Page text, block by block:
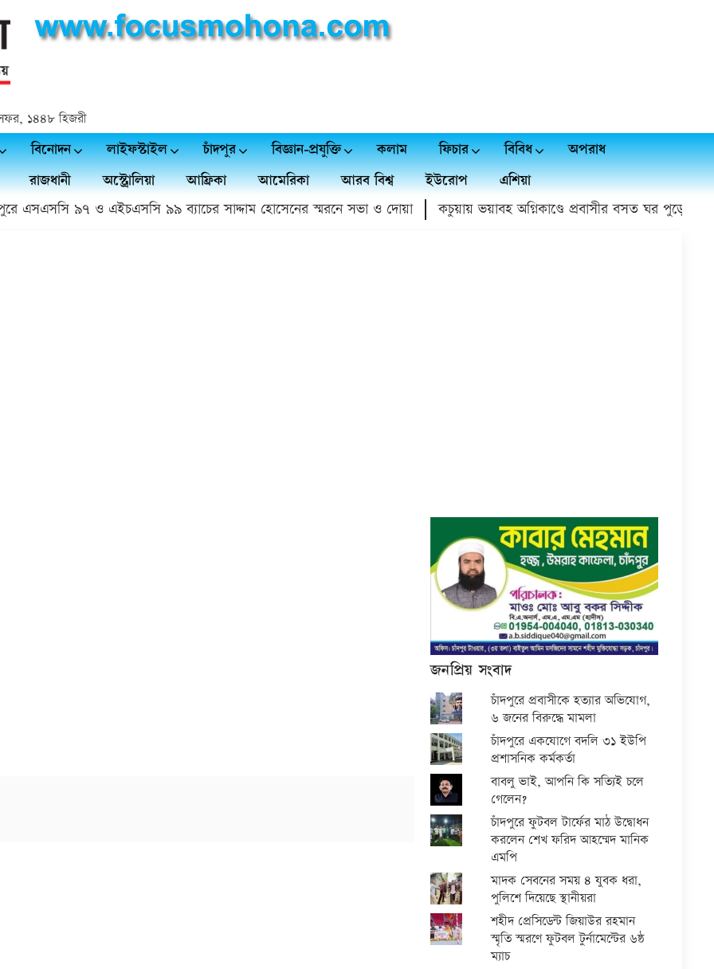
১৪৪৮ হিজরী
বিনোদন লাইফস্টাইল চাঁদপুর বিজ্ঞান-প্রযুক্তি কলাম ফিচার বিবিধ
অপরাধ
রাজধানী
অস্ট্রোলিয়া আফ্রিকা আমেরিকা আরব বিশ্ব ইউরোপ
এশিয়া
৯৭ ও এইচএসসি ৯৯ ব্যাচের সাদ্দাম হোসেনের স্মরনে সভা ও দোয়া
কচুয়ায় ভয়াবহ অগ্নিকাণ্ডে প্রবাসীর বসত ঘর পুড়ে ১৫ লাখ
জনপ্রিয় সংবাদ
চাঁদপুরে প্রবাসীকে হত্যার অভিযোগ,
৬ জনের বিরুদ্ধে মামলা
চাঁদপুরে একযোগে বদলি ৩১ ইউপি
প্রশাসনিক কর্মকর্তা
বাবলু ভাই, আপনি কি সত্যিই চলে
গেলেন?
চাঁদপুরে ফুটবল টার্ফের মাঠ উদ্বোধন
করলেন শেখ ফরিদ আহম্মেদ মানিক
এমপি
মাদক সেবনের সময় ৪ যুবক ধরা,
পুলিশে দিয়েছে স্থানীয়রা
শহীদ প্রেসিডেন্ট জিয়াউর রহমান
স্মৃতি স্মরণে ফুটবল টুর্নামেন্টের ৬ষ্ঠ
ম্যাচ